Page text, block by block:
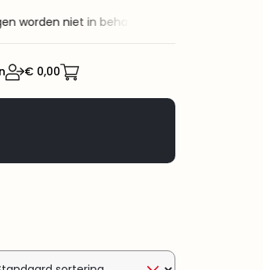
in behandeling genomen.
€ 0,00